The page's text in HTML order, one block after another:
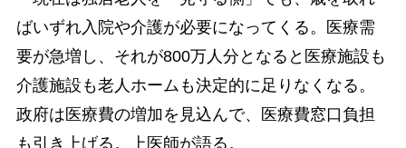
ばいずれ入院や介護が必要になってくる。医療需
要が急増し、それが800万人分となると医療施設も
介護施設も老人ホームも決定的に足りなくなる。
政府は医療費の増加を見込んで、医療費窓口負担
も引き上げる。上医師が語る。